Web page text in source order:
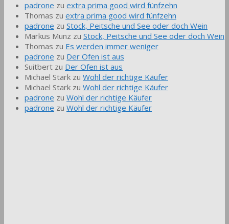
padrone zu extra prima good wird fünfzehn
Thomas zu extra prima good wird fünfzehn
padrone zu Stock, Peitsche und See oder doch Wein
Markus Munz zu Stock, Peitsche und See oder doch Wein
Thomas zu Es werden immer weniger
padrone zu Der Ofen ist aus
Suitbert zu Der Ofen ist aus
Michael Stark zu Wohl der richtige Käufer
Michael Stark zu Wohl der richtige Käufer
padrone zu Wohl der richtige Käufer
padrone zu Wohl der richtige Käufer